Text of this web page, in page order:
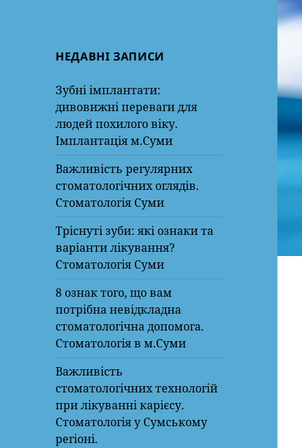
НЕДАВНІ ЗАПИСИ
Зубні імплантати:
дивовижні переваги для
людей похилого віку.
Імплантація м.Суми
Важливість регулярних
стоматологічних оглядів.
Стоматологія Суми
Тріснуті зуби: які ознаки та
варіанти лікування?
Стоматологія Суми
8 ознак того, що вам
потрібна невідкладна
стоматологічна допомога.
Стоматологія в м.Суми
Важливість
стоматологічних технологій
при лікуванні карієсу.
Стоматологія у Сумському
регіоні.